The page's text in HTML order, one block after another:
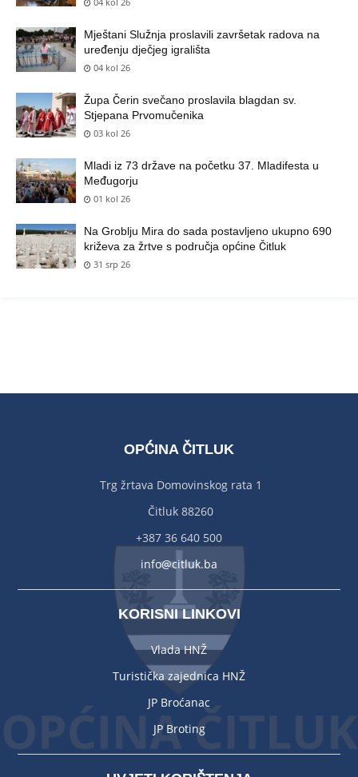
Mještani Služnja proslavili završetak radova na
uređenju dječjeg igrališta
04 kol 26
Župa Čerin svečano proslavila blagdan sv.
Stjepana Prvomučenika
03 kol 26
Mladi iz 73 države na početku 37. Mladifesta u
Međugorju
01 kol 26
Na Groblju Mira do sada postavljeno ukupno 690
križeva za žrtve s područja općine Čitluk
31 srp 26
OPĆINA ČITLUK
Trg žrtava Domovinskog rata 1
Čitluk 88260
+387 36 640 500
info@citluk.ba
KORISNI LINKOVI
Vlada HNŽ
Turistička zajednica HNŽ
JP Broćanac
JP Broting